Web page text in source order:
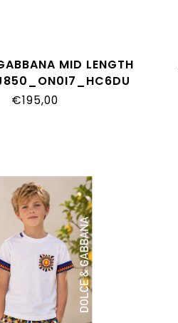
MID LENGTH
€195,00